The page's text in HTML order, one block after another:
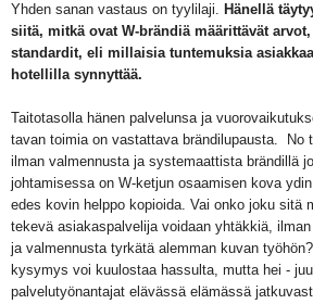
Yhden sanan vastaus on tyylilaji. Hänellä
siitä, mitkä ovat W-brändiä määrittävät
standardit, eli millaisia tuntemuksia
hotellilla synnyttää.
Taitotasolla hänen palvelunsa ja
tavan toimia on vastattava brändilupausta. No
ilman valmennusta ja systemaattista brändillä
johtamisessa on W-ketjun osaamisen kova
edes kovin helppo kopioida. Vai onko joku sitä
tekevä asiakaspalvelija voidaan yhtäkkiä,
ja valmennusta tyrkätä alemman kuvan
kysymys voi kuulostaa hassulta, mutta hei -
palvelutyönantajat elävässä elämässä